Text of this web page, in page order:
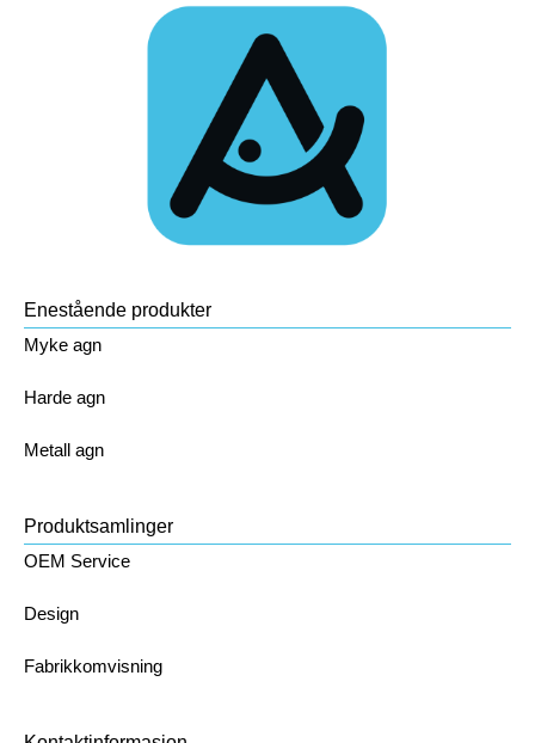
Enestående produkter
Myke agn
Harde agn
Metall agn
Produktsamlinger
OEM Service
Design
Fabrikkomvisning